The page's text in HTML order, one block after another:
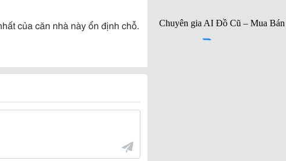
của căn nhà này ổn định chỗ.